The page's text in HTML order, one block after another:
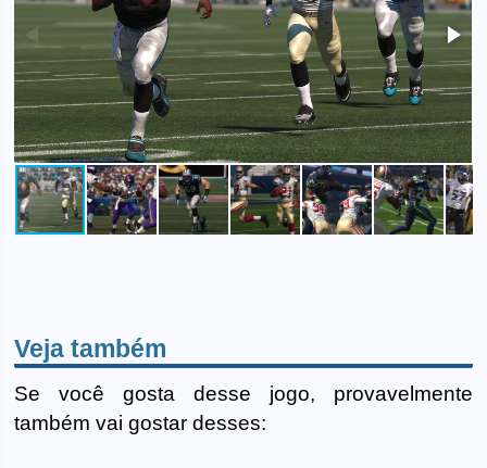
Veja também
Se você gosta desse jogo, provavelmente
também vai gostar desses: